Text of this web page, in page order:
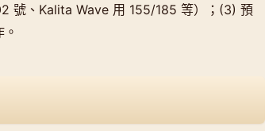
號、Kalita Wave 用 155/185 等）；(3) 預